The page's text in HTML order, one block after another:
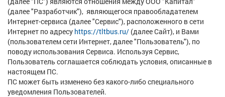
(далее "Разработчик"), являющегося правообладателем
Интернет-сервиса (далее "Сервис"), расположенного в сети
Интернет по адресу https://tltbus.ru/ (далее Сайт), и Вами
(пользователем сети Интернет, далее "Пользователь"), по
поводу использования Сервиса. Используя Сервис,
Пользователь соглашается соблюдать условия, описанные в
настоящем ПС.
ПС может быть изменено без какого-либо специального
уведомления Пользователей.